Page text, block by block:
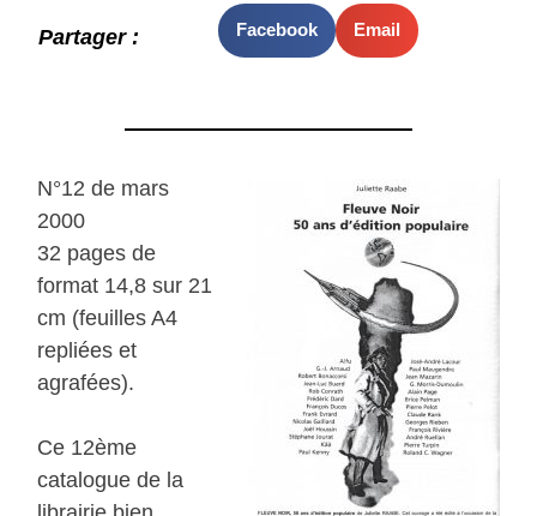
Partager : Facebook Email
N°12 de mars
2000
32 pages de
format 14,8 sur 21
cm (feuilles A4
repliées et
agrafées).
Ce 12ème
catalogue de la